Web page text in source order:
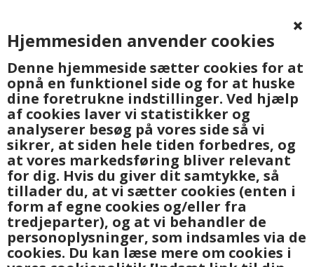
Hjemmesiden anvender cookies
Denne hjemmeside sætter cookies for at
opnå en funktionel side og for at huske
dine foretrukne indstillinger. Ved hjælp
af cookies laver vi statistikker og
analyserer besøg på vores side så vi
sikrer, at siden hele tiden forbedres, og
at vores markedsføring bliver relevant
for dig. Hvis du giver dit samtykke, så
tillader du, at vi sætter cookies (enten i
form af egne cookies og/eller fra
tredjeparter), og at vi behandler de
personoplysninger, som indsamles via de
cookies. Du kan læse mere om cookies i
Forside»Garn og hobbyartikler»Bomuld »GB Schulgarn print 8/8
bomuld